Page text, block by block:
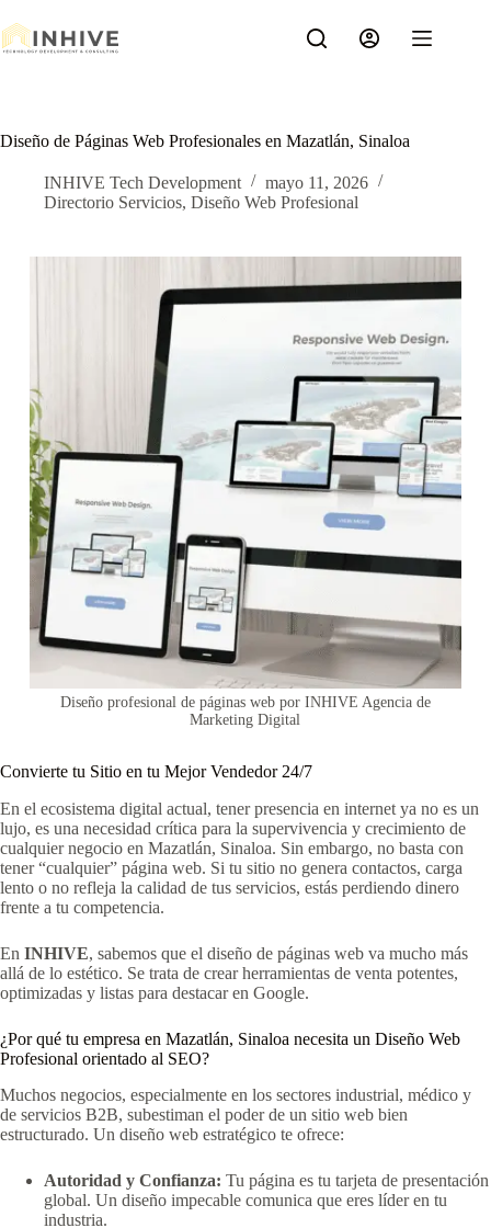
al
contenido
Diseño de Páginas Web Profesionales en Mazatlán, Sinaloa
INHIVE Tech Development
mayo 11, 2026
Directorio Servicios, Diseño Web Profesional
Diseño profesional de páginas web por INHIVE Agencia de
Marketing Digital
Convierte tu Sitio en tu Mejor Vendedor 24/7
En el ecosistema digital actual, tener presencia en internet ya no es un
lujo, es una necesidad crítica para la supervivencia y crecimiento de
cualquier negocio en Mazatlán, Sinaloa. Sin embargo, no basta con
tener “cualquier” página web. Si tu sitio no genera contactos, carga
lento o no refleja la calidad de tus servicios, estás perdiendo dinero
frente a tu competencia.
En INHIVE, sabemos que el diseño de páginas web va mucho más
allá de lo estético. Se trata de crear herramientas de venta potentes,
optimizadas y listas para destacar en Google.
¿Por qué tu empresa en Mazatlán, Sinaloa necesita un Diseño Web
Profesional orientado al SEO?
Muchos negocios, especialmente en los sectores industrial, médico y
de servicios B2B, subestiman el poder de un sitio web bien
estructurado. Un diseño web estratégico te ofrece:
Autoridad y Confianza: Tu página es tu tarjeta de presentación
global. Un diseño impecable comunica que eres líder en tu
industria.